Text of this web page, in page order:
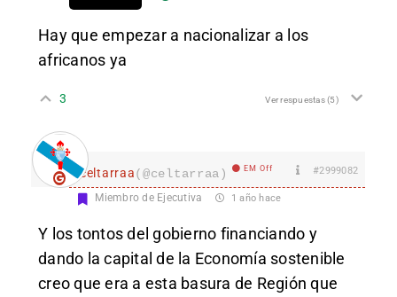
Hay que empezar a nacionalizar a los
africanos ya
3 Ver respuestas(5)
celtarraa(@celtarraa) EM Off #2999082
Miembro de Ejecutiva 1 año hace
Y los tontos del gobierno financiando y
dando la capital de la Economía sostenible
creo que era a esta basura de Región que